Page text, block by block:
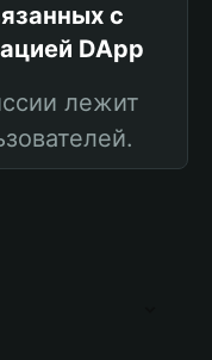
с
DApp
лежит